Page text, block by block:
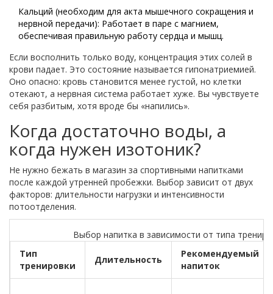
Кальций (необходим для акта мышечного сокращения и
нервной передачи): Работает в паре с магнием,
обеспечивая правильную работу сердца и мышц.
Если восполнить только воду, концентрация этих солей в
крови падает. Это состояние называется гипонатриемией.
Оно опасно: кровь становится менее густой, но клетки
отекают, а нервная система работает хуже. Вы чувствуете
себя разбитым, хотя вроде бы «напились».
Когда достаточно воды, а
когда нужен изотоник?
Не нужно бежать в магазин за спортивными напитками
после каждой утренней пробежки. Выбор зависит от двух
факторов: длительности нагрузки и интенсивности
потоотделения.
Выбор напитка в зависимости от типа
Тип
тренировки
Длительность
Рекомендуемый
напиток